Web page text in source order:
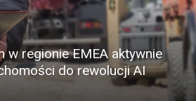
w regionie EMEA aktywnie
do rewolucji AI